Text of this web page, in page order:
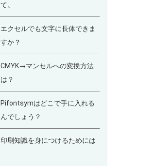
て。
エクセルでも文字に長体できま
すか？
CMYK→マンセルへの変換方法
は？
Pifontsymはどこで手に入れる
んでしょう？
印刷知識を身につけるためには